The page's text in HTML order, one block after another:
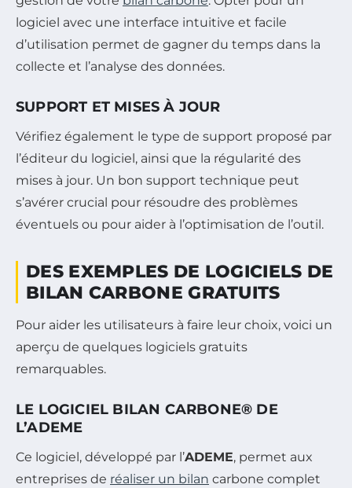
logiciel avec une interface intuitive et facile
d’utilisation permet de gagner du temps dans la
collecte et l’analyse des données.
SUPPORT ET MISES À JOUR
Vérifiez également le type de support proposé par
l’éditeur du logiciel, ainsi que la régularité des
mises à jour. Un bon support technique peut
s’avérer crucial pour résoudre des problèmes
éventuels ou pour aider à l’optimisation de l’outil.
DES EXEMPLES DE LOGICIELS DE
BILAN CARBONE GRATUITS
Pour aider les utilisateurs à faire leur choix, voici un
aperçu de quelques logiciels gratuits
remarquables.
LE LOGICIEL BILAN CARBONE® DE
L’ADEME
Ce logiciel, développé par l’ADEME, permet aux
entreprises de réaliser un bilan carbone complet